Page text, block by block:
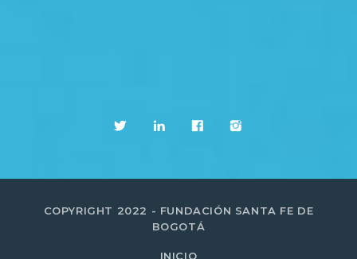
COPYRIGHT 2022 - FUNDACIÓN SANTA FE DE
BOGOTÁ
INICIO